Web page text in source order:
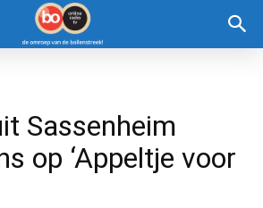
Sassenheim
op ‘Appeltje voor